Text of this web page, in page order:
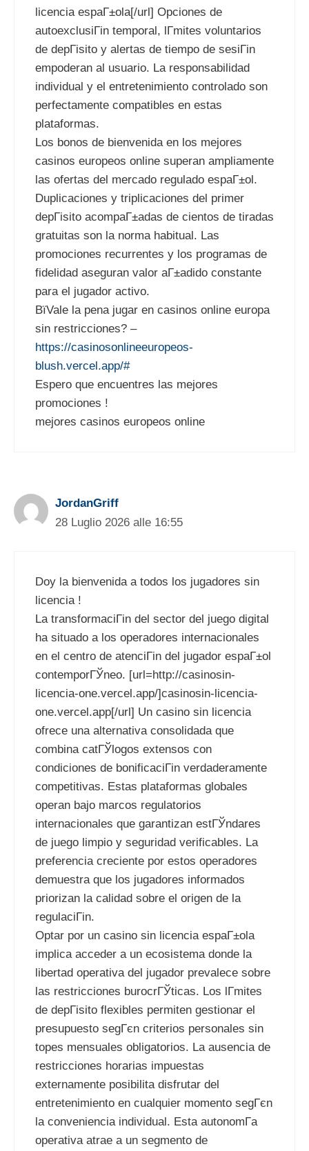
licencia espaГ±ola[/url] Opciones de
autoexclusiГіn temporal, lГ­mites voluntarios
de depГіsito y alertas de tiempo de sesiГіn
empoderan al usuario. La responsabilidad
individual y el entretenimiento controlado son
perfectamente compatibles en estas
plataformas.
Los bonos de bienvenida en los mejores
casinos europeos online superan ampliamente
las ofertas del mercado regulado espaГ±ol.
Duplicaciones y triplicaciones del primer
depГіsito acompaГ±adas de cientos de tiradas
gratuitas son la norma habitual. Las
promociones recurrentes y los programas de
fidelidad aseguran valor aГ±adido constante
para el jugador activo.
ВїVale la pena jugar en casinos online europa
sin restricciones? –
https://casinosonlineeuropeos-
blush.vercel.app/#
Espero que encuentres las mejores
promociones !
mejores casinos europeos online
JordanGriff
28 Luglio 2026 alle 16:55
Doy la bienvenida a todos los jugadores sin
licencia !
La transformaciГіn del sector del juego digital
ha situado a los operadores internacionales
en el centro de atenciГіn del jugador espaГ±ol
contemporГЎneo. [url=http://casinosin-
licencia-one.vercel.app/]casinosin-licencia-
one.vercel.app[/url] Un casino sin licencia
ofrece una alternativa consolidada que
combina catГЎlogos extensos con
condiciones de bonificaciГіn verdaderamente
competitivas. Estas plataformas globales
operan bajo marcos regulatorios
internacionales que garantizan estГЎndares
de juego limpio y seguridad verificables. La
preferencia creciente por estos operadores
demuestra que los jugadores informados
priorizan la calidad sobre el origen de la
regulaciГіn.
Optar por un casino sin licencia espaГ±ola
implica acceder a un ecosistema donde la
libertad operativa del jugador prevalece sobre
las restricciones burocrГЎticas. Los lГ­mites
de depГіsito flexibles permiten gestionar el
presupuesto segГєn criterios personales sin
topes mensuales obligatorios. La ausencia de
restricciones horarias impuestas
externamente posibilita disfrutar del
entretenimiento en cualquier momento segГєn
la conveniencia individual. Esta autonomГ­a
operativa atrae a un segmento de